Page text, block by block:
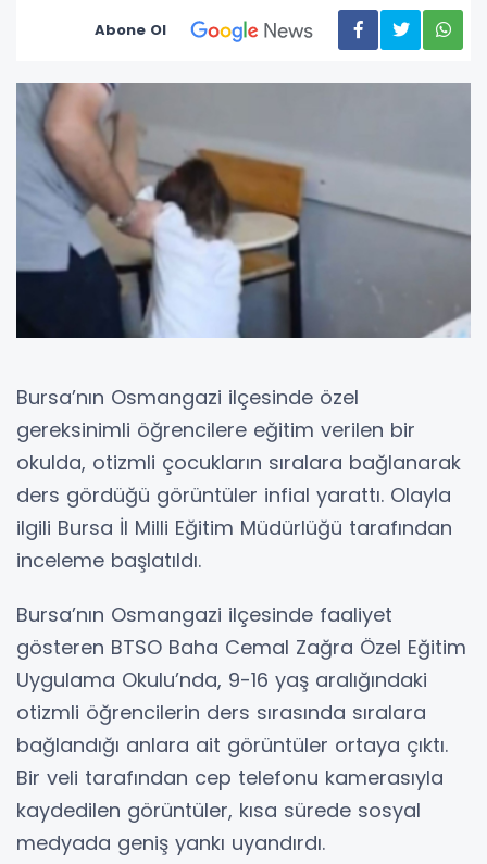
Abone Ol
Bursa’nın Osmangazi ilçesinde özel
gereksinimli öğrencilere eğitim verilen bir
okulda, otizmli çocukların sıralara bağlanarak
ders gördüğü görüntüler infial yarattı. Olayla
ilgili Bursa İl Milli Eğitim Müdürlüğü tarafından
inceleme başlatıldı.
Bursa’nın Osmangazi ilçesinde faaliyet
gösteren BTSO Baha Cemal Zağra Özel Eğitim
Uygulama Okulu’nda, 9-16 yaş aralığındaki
otizmli öğrencilerin ders sırasında sıralara
bağlandığı anlara ait görüntüler ortaya çıktı.
Bir veli tarafından cep telefonu kamerasıyla
kaydedilen görüntüler, kısa sürede sosyal
medyada geniş yankı uyandırdı.